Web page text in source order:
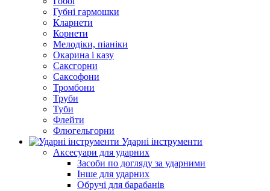
Губні гармошки
Кларнети
Корнети
Мелодіки, піаніки
Окарина і казу
Саксгорни
Саксофони
Тромбони
Труби
Туби
Флейти
Флюгельгорни
Ударні інструменти
Аксесуари для ударних
Засоби по догляду за ударними
Інше для ударних
Обручі для барабанів